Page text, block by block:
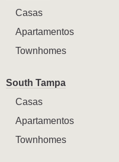
Casas
Apartamentos
Townhomes
South Tampa
Casas
Apartamentos
Townhomes